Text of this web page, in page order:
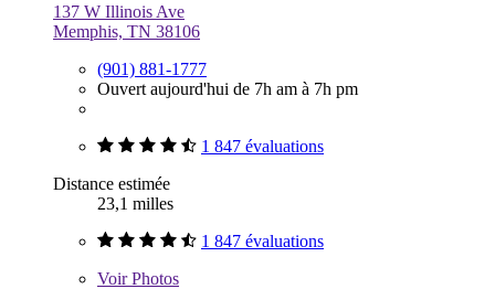
137 W Illinois Ave
Memphis, TN 38106
(901) 881-1777
Ouvert aujourd'hui de 7h am à 7h pm
1 847 évaluations
Distance estimée
23,1 milles
1 847 évaluations
VoirPhotos